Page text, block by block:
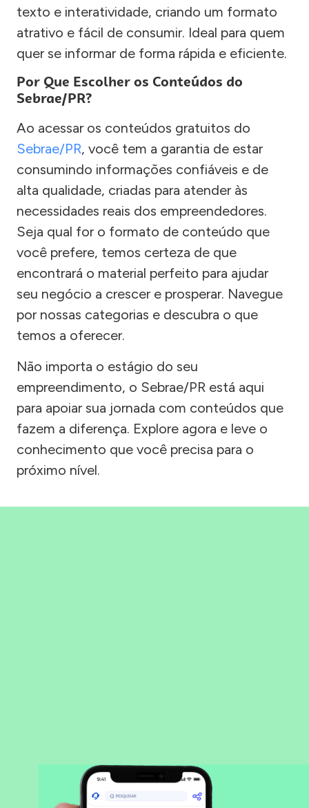
texto e interatividade, criando um formato
atrativo e fácil de consumir. Ideal para quem
quer se informar de forma rápida e eficiente.
Por Que Escolher os Conteúdos do
Sebrae/PR?
Ao acessar os conteúdos gratuitos do
Sebrae/PR, você tem a garantia de estar
consumindo informações confiáveis e de
alta qualidade, criadas para atender às
necessidades reais dos empreendedores.
Seja qual for o formato de conteúdo que
você prefere, temos certeza de que
encontrará o material perfeito para ajudar
seu negócio a crescer e prosperar. Navegue
por nossas categorias e descubra o que
temos a oferecer.
Não importa o estágio do seu
empreendimento, o Sebrae/PR está aqui
para apoiar sua jornada com conteúdos que
fazem a diferença. Explore agora e leve o
conhecimento que você precisa para o
próximo nível.